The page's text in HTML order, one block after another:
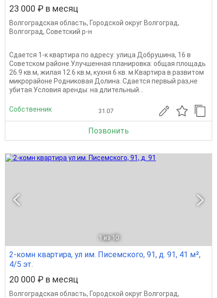
23 000 ₽ в месяц
Волгоградская область, Городской округ Волгоград,
Волгоград, Советский р-н
Сдается 1-к квартира по адресу: улица Добрушина, 16 в
Советском районе.Улучшенная планировка: общая площадь
26.9 кв.м, жилая 12.6 кв.м, кухня 6 кв. м.Квартира в развитом
микрорайоне Родниковая Долина. Сдается первый раз,не
убитая.Условия аренды: на длительный...
Собственник 31.07
Позвонить
1 из 10
2-комн квартира, ул им. Писемского, 91, д. 91, 41 м²,
4/5 эт.
20 000 ₽ в месяц
Волгоградская область, Городской округ Волгоград,